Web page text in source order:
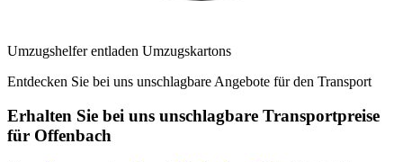
Umzugshelfer entladen Umzugskartons
Entdecken Sie bei uns unschlagbare Angebote für den Transport
Erhalten Sie bei uns unschlagbare Transportpreise
für Offenbach